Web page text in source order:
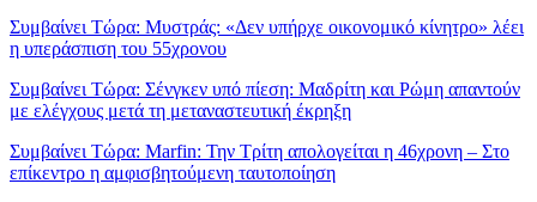
Συμβαίνει Τώρα: Μυστράς: «Δεν υπήρχε οικονομικό κίνητρο» λέει
η υπεράσπιση του 55χρονου
Συμβαίνει Τώρα: Σένγκεν υπό πίεση: Μαδρίτη και Ρώμη απαντούν
με ελέγχους μετά τη μεταναστευτική έκρηξη
Συμβαίνει Τώρα: Marfin: Την Τρίτη απολογείται η 46χρονη – Στο
επίκεντρο η αμφισβητούμενη ταυτοποίηση